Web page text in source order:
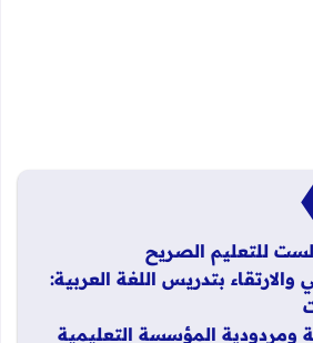
للتعليم الصريح
والارتقاء بتدريس اللغة العربية:
ومردودية المؤسسة التعليمية